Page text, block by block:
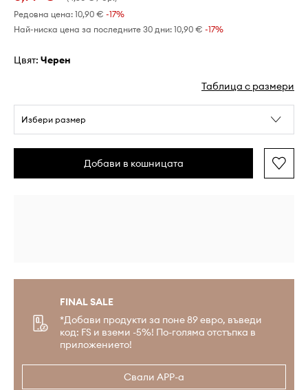
Редовна цена: 10,90 € -17%
Най-ниска цена за последните 30 дни: 10,90 € -17%
Цвят: черен
Таблица с размери
Избери размер
Добави в кошницата
FINAL SALE
*Добави продукти за поне 89 евро, въведи
код: FS и вземи -5%! По-голяма отстъпка в
приложението!
Свали APP-а